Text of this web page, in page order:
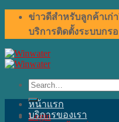
Skip
content
ข่าวดีสำหรับลูกค้าเก่
บริการติดตั้งระบบกร
Search
for:
Login
หน้าแรก
บริการของเรา